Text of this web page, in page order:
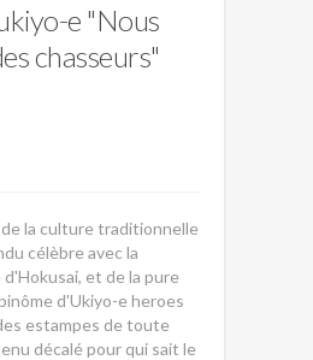
e "Nous
chasseurs"
la culture traditionnelle
célèbre avec la
et de la pure
d'Ukiyo-e heroes
estampes de toute
décalé pour qui sait le